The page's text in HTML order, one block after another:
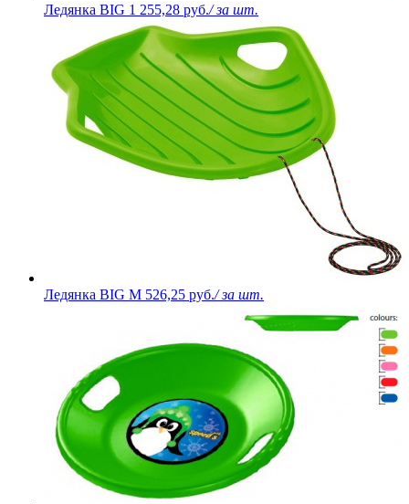
Ледянка BIG 1 255,28 руб./ за шт.
Ледянка BIG M 526,25 руб./ за шт.